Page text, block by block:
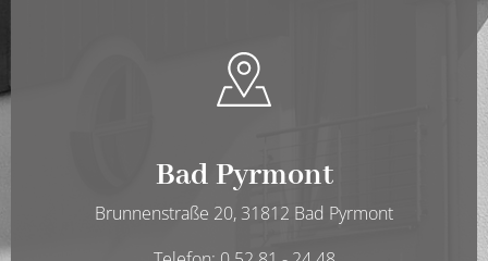
Bad Pyrmont
Brunnenstraße 20, 31812 Bad Pyrmont